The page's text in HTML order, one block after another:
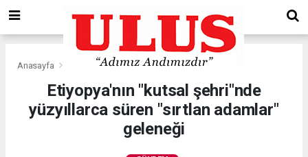
Anasayfa Gündem
Etiyopya'nın "kutsal şehri"nde
yüzyıllarca süren "sırtlan adamlar"
geleneği